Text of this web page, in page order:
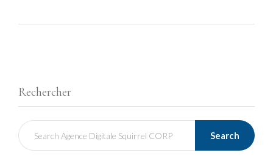
Rechercher
Search